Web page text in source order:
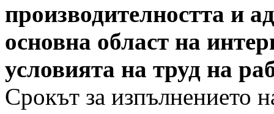
производителността и
основна област на
условията на труд на
Срокът за изпълнението